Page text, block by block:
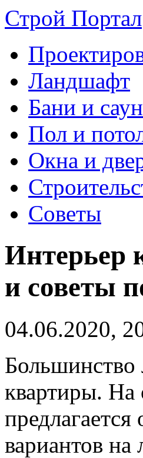
Строй Портал
Ландшафт
Бани и
Пол и
Окна и
Советы
Интерьер
и советы
04.06.2020,
Большинство
квартиры. На
вариантов